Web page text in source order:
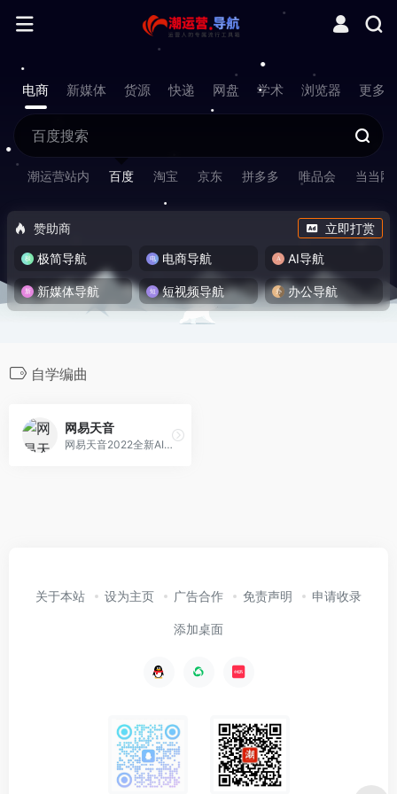
电商 新媒体 货源 快递 网盘 学术 浏览器 更多
潮运营站内 百度 淘宝 京东 拼多多 唯品会 当当网
赞助商
立即打赏
极简导航
电商导航 AI导航
新媒体导航 短视频导航 办公导航
自学编曲
网易天音
网易天音2022全新AI创作平台正式上线，海量风格限时限免；一键渲染，点亮你的音乐天赋！
关于本站 设为主页 广告合作 免责声明 申请收录
添加桌面